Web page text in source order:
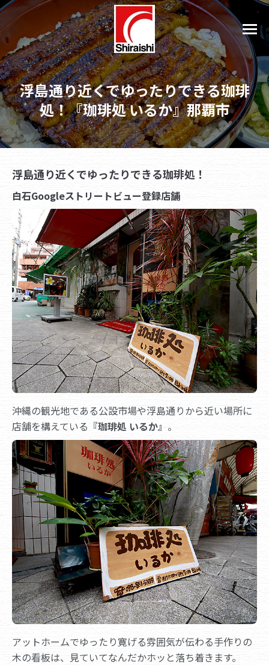
浮島通り近くでゆったりできる珈琲
処！『珈琲処 いるか』那覇市
浮島通り近くでゆったりできる珈琲処！
白石Googleストリートビュー登録店舗
沖縄の観光地である公設市場や浮島通りから近い場所に
店舗を構えている 『珈琲処 いるか』 。
アットホームでゆったり寛げる雰囲気が伝わる手作りの
木の看板は、見ていてなんだかホッと落ち着きます。